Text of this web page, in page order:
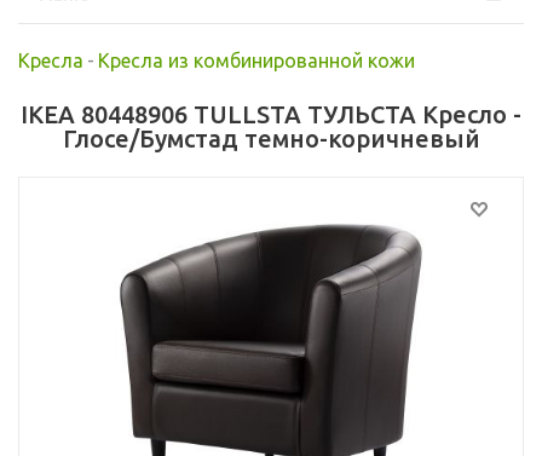
Кресла - Кресла из комбинированной кожи
IKEA 80448906 TULLSTA ТУЛЬСТА Кресло -
Глосе/Бумстад темно-коричневый